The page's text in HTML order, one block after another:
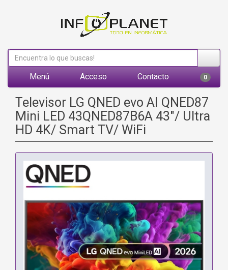
Menú Acceso Contacto 0
Televisor LG QNED evo AI QNED87
Mini LED 43QNED87B6A 43"/ Ultra
HD 4K/ Smart TV/ WiFi